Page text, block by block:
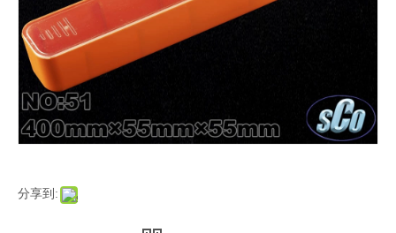
分享到: